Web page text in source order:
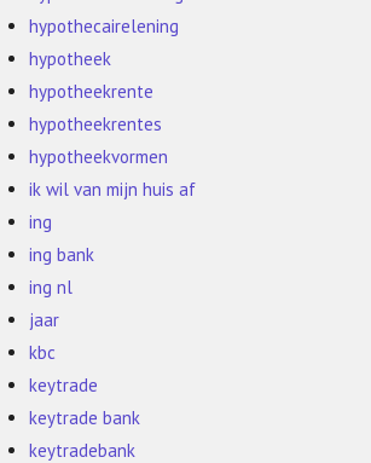
hypothecairelening
hypotheek
hypotheekrente
hypotheekrentes
hypotheekvormen
ik wil van mijn huis af
ing
ing bank
ing nl
jaar
kbc
keytrade
keytrade bank
keytradebank